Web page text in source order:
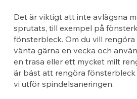
Det är viktigt att inte avlägsna
sprutats, till exempel på
fönsterbleck. Om du vill rengöra
vänta gärna en vecka och
en trasa eller ett mycket milt
är bäst att rengöra
vi utför spindelsaneringen.